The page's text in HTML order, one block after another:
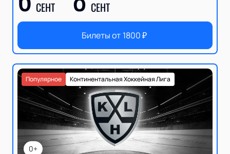
СЕНТ СЕНТ
Билеты от 1800₽
0+
Континентальная Хоккейная Лига
Популярное